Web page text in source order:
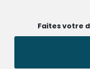
Faites votre